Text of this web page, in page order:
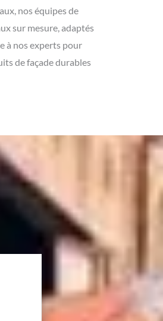
nos équipes de
sur mesure, adaptés
à nos experts pour
de façade durables